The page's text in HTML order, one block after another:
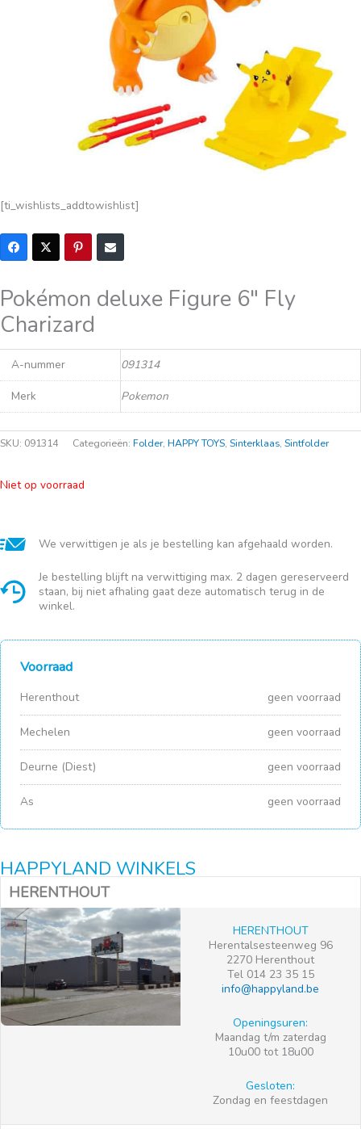
[ti_wishlists_addtowishlist]
Pokémon deluxe Figure 6″ Fly
Charizard
A-nummer 091314
Merk Pokemon
SKU: 091314 Categorieën: Folder, HAPPY TOYS, Sinterklaas, Sintfolder
Niet op voorraad
We verwittigen je als je bestelling kan afgehaald worden.
Je bestelling blijft na verwittiging max. 2 dagen gereserveerd
staan, bij niet afhaling gaat deze automatisch terug in de
winkel.
Voorraad
Herenthout geen voorraad
Mechelen geen voorraad
Deurne (Diest) geen voorraad
As geen voorraad
HAPPYLAND WINKELS
HERENTHOUT
HERENTHOUT
Herentalsesteenweg 96
2270 Herenthout
Tel 014 23 35 15
info@happyland.be
Openingsuren:
Maandag t/m zaterdag
10u00 tot 18u00
Gesloten:
Zondag en feestdagen